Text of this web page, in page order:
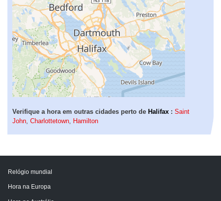
Verifique a hora em outras cidades perto de Halifax : Saint
John, Charlottetown, Hamilton
Relógio mundial
Hora na Europa